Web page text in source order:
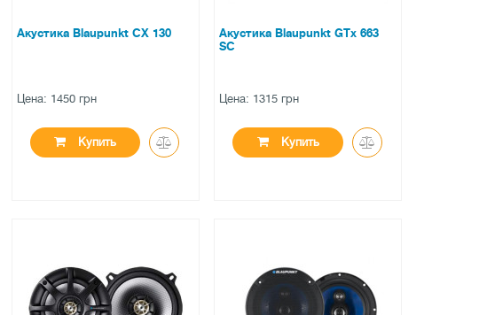
Акустика Blaupunkt CX 130
Цена: 1450 грн
Купить
0 отзывов
Акустика Blaupunkt GTx 663
SC
Цена: 1315 грн
Купить
0 отзывов